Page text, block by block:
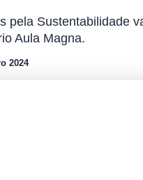
pela Sustentabilidade
Aula Magna.
2024